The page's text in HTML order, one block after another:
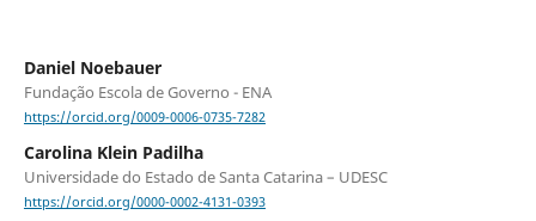
Daniel Noebauer
Fundação Escola de Governo - ENA
https://orcid.org/0009-0006-0735-7282
Carolina Klein Padilha
Universidade do Estado de Santa Catarina – UDESC
https://orcid.org/0000-0002-4131-0393